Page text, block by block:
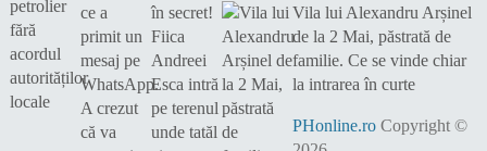
Vila lui Alexandru Arșinel
de la 2 Mai, păstrată de
familie. Ce se vinde chiar
la intrarea în curte
PHonline.roCopyright ©